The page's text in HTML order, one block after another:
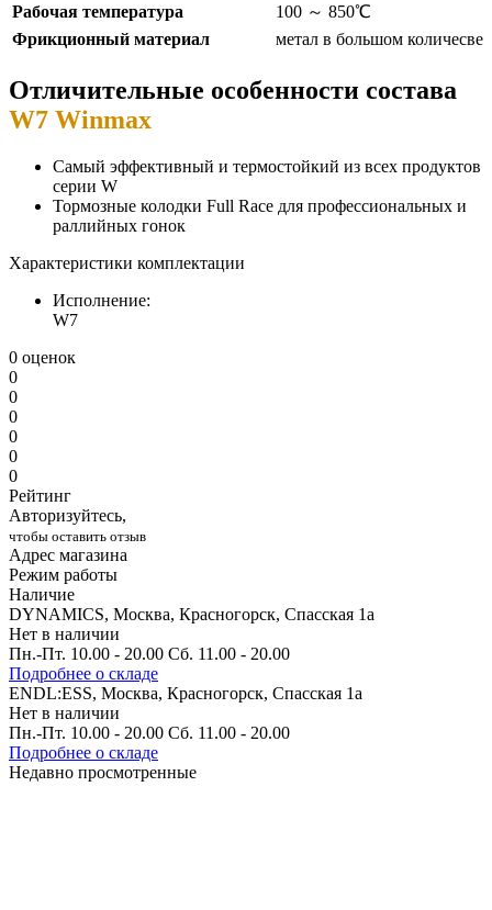
Рабочая температура
100 ～ 850℃
Фрикционный материал
метал в большом количесве
Отличительные особенности состава
W7 Winmax
Самый эффективный и термостойкий из всех продуктов
серии W
Тормозные колодки Full Race для профессиональных и
раллийных гонок
Характеристики комплектации
Исполнение:
W7
0 оценок
0
0
0
0
0
0
Рейтинг
Авторизуйтесь,
чтобы оставить отзыв
Адрес магазина
Режим работы
Наличие
DYNAMICS, Москва, Красногорск, Спасская 1а
Нет в наличии
Пн.-Пт. 10.00 - 20.00 Сб. 11.00 - 20.00
Подробнее о складе
ENDL:ESS, Москва, Красногорск, Спасская 1а
Нет в наличии
Пн.-Пт. 10.00 - 20.00 Сб. 11.00 - 20.00
Подробнее о складе
Недавно просмотренные